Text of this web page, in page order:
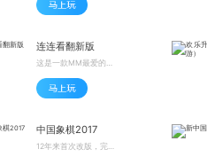
连连看翻新版
中国象棋2017